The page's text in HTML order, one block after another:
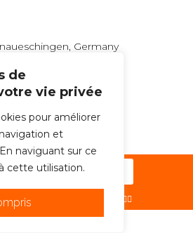
de
vie privée
pour améliorer
et
naviguant sur ce
cette utilisation.
Germany
to the newsletter !
C BARRÉ | PAR HÉHO ?! ✌🏻